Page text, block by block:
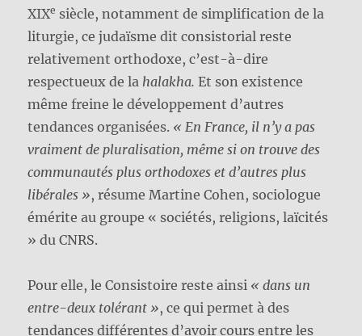
XIXe siècle, notamment de simplification de la
liturgie, ce judaïsme dit consistorial reste
relativement orthodoxe, c’est-à-dire
respectueux de la halakha.Et son existence
même freine le développement d’autres
tendances organisées. « En France, il n’y a pas
vraiment de pluralisation, même si on trouve des
communautés plus orthodoxes et d’autres plus
libérales », résume Martine Cohen, sociologue
émérite au groupe « sociétés, religions, laïcités
» du CNRS.
Pour elle, le Consistoire reste ainsi « dans un
entre-deux tolérant », ce qui permet à des
tendances différentes d’avoir cours entre les